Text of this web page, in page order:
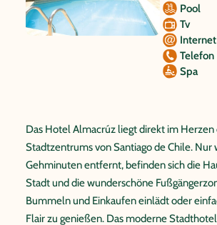
Pool
Tv
Internet
Telefon
Spa
Das Hotel Almacrúz liegt direkt im Herzen
Stadtzentrums von Santiago de Chile. Nur
Gehminuten entfernt, befinden sich die
Stadt und die wunderschöne
Bummeln und Einkaufen einlädt oder
Flair zu genießen. Das moderne